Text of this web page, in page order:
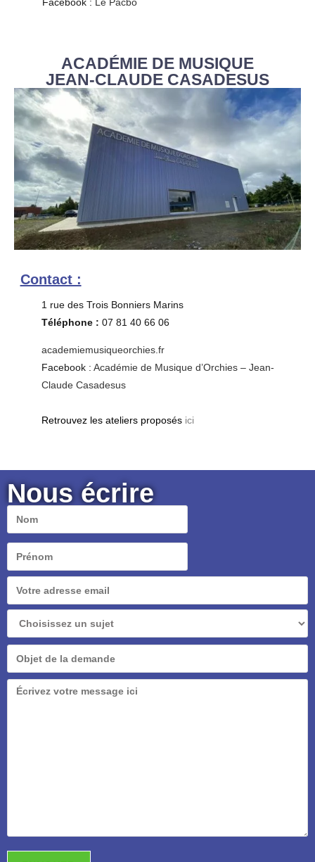
ACADÉMIE DE MUSIQUE
JEAN-CLAUDE CASADESUS
Contact :
1 rue des Trois Bonniers Marins
Téléphone : 07 81 40 66 06
academiemusiqueorchies.fr
Facebook : Académie de Musique d’Orchies – Jean-
Claude Casadesus
Retrouvez les ateliers proposés ici
Nous écrire